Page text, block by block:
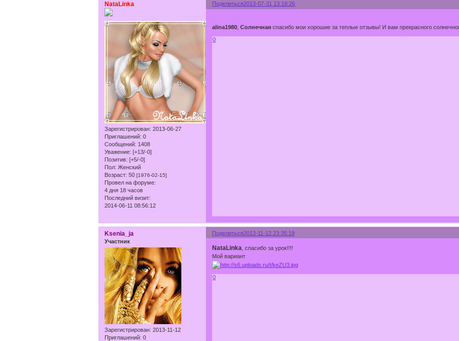
Поделиться2013-07-31 13:18:26
NataLinka
Зарегистрирован: 2013-06-27
Приглашений: 0
Сообщений: 1408
Уважение: [+13/-0]
Позитив: [+5/-0]
Пол: Женский
Возраст: 50 [1976-02-15]
Провел на форуме:
4 дня 18 часов
Последний визит:
2014-06-11 08:56:12
alina1980 ,Солнечная спасибо мои хорошие за теплые отзывы! И вам прекрасного
0
Поделиться2013-11-12 23:35:19
Ksenia_ja
Участник
Зарегистрирован: 2013-11-12
Приглашений: 0
NataLinka , спасибо за урок!!!!
Мой вариант
0